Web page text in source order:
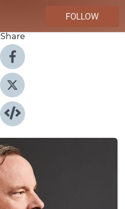
FOLLOW
Share